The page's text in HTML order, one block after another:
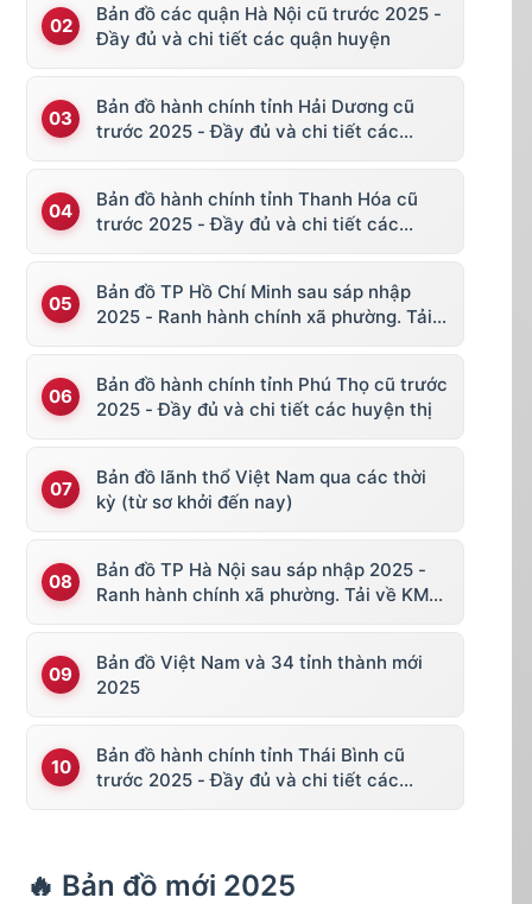
Bản đồ các quận Hà Nội cũ trước 2025 -
Đầy đủ và chi tiết các quận huyện
Bản đồ hành chính tỉnh Hải Dương cũ
trước 2025 - Đầy đủ và chi tiết các
Bản đồ hành chính tỉnh Thanh Hóa cũ
trước 2025 - Đầy đủ và chi tiết các
Bản đồ TP Hồ Chí Minh sau sáp nhập
2025 - Ranh hành chính xã phường. Tải
Bản đồ hành chính tỉnh Phú Thọ cũ trước
2025 - Đầy đủ và chi tiết các huyện thị
Bản đồ lãnh thổ Việt Nam qua các thời
kỳ (từ sơ khởi đến nay)
Bản đồ TP Hà Nội sau sáp nhập 2025 -
Ranh hành chính xã phường. Tải về KML,
Bản đồ Việt Nam và 34 tỉnh thành mới
2025
Bản đồ hành chính tỉnh Thái Bình cũ
trước 2025 - Đầy đủ và chi tiết các
🔥 Bản đồ mới 2025